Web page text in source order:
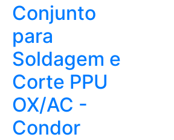
Conjunto
para
Soldagem e
Corte PPU
OX/AC -
Condor